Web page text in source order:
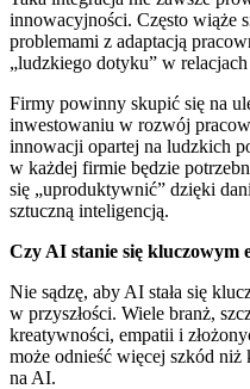
innowacyjności. Często wiąże
problemami z adaptacją
„ludzkiego dotyku” w
Firmy powinny skupić się na
inwestowaniu w rozwój
innowacji opartej na ludzkich
w każdej firmie będzie
się „uproduktywnić” dzięki
sztuczną inteligencją.
Czy AI stanie się kluczowym
Nie sądzę, aby AI stała się
w przyszłości. Wiele branż,
kreatywności, empatii i
może odnieść więcej szkód niż
na AI.